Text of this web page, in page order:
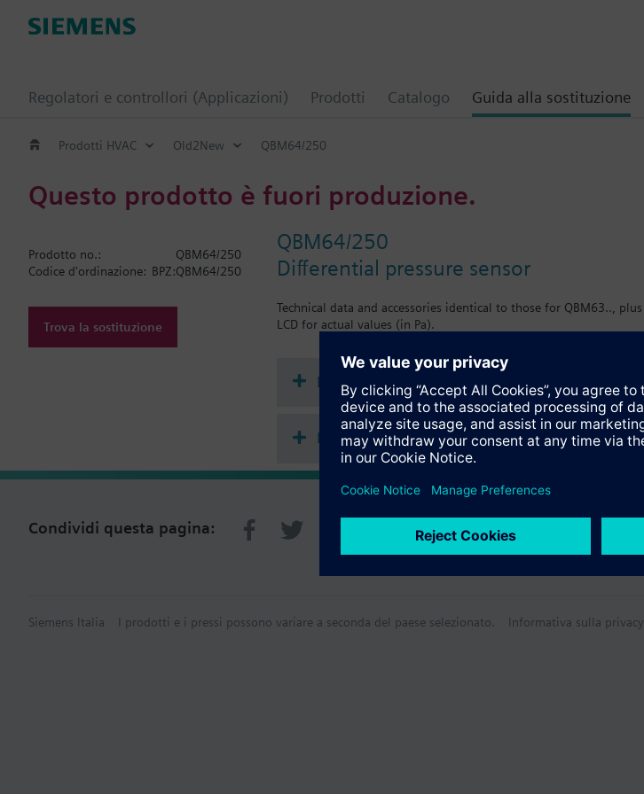
Regolatori e controllori (Applicazioni) Prodotti Catalogo Guida alla sostituzione
Prodotti HVAC Old2New QBM64/250
Questo prodotto è fuori produzione.
QBM64/250
Differential pressure sensor
Technical data and accessories identical to those for QBM63.., plus
LCD for actual values (in Pa).
Prodotto no.:
QBM64/250
Codice d'ordinazione: BPZ:QBM64/250
Trova la sostituzione
Documenti
Riepilogo Tecnico
Condividi questa pagina:
Siemens Italia I prodotti e i pressi possono variare a seconda del paese selezionato. Informativa sulla privacy